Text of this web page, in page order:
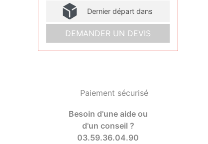
Dernier départ dans
DEMANDER UN DEVIS
Paiement sécurisé
Besoin d'une aide ou
d'un conseil ?
03.59.36.04.90